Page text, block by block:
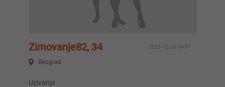
Zimovanje82, 34 2025/12/29 04:57
Beograd
Uzivanje